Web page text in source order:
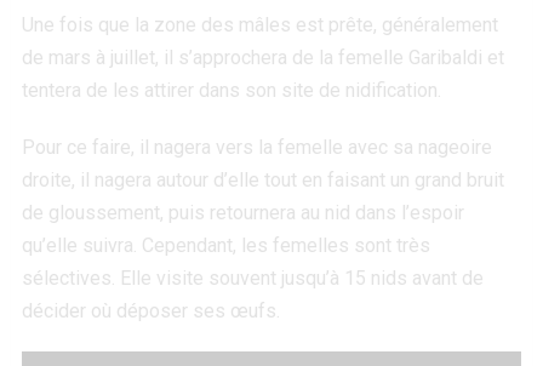
Une fois que la zone des mâles est prête, généralement
de mars à juillet, il s’approchera de la femelle Garibaldi et
tentera de les attirer dans son site de nidification.
Pour ce faire, il nagera vers la femelle avec sa nageoire
droite, il nagera autour d’elle tout en faisant un grand bruit
de gloussement, puis retournera au nid dans l’espoir
qu’elle suivra. Cependant, les femelles sont très
sélectives. Elle visite souvent jusqu’à 15 nids avant de
décider où déposer ses œufs.